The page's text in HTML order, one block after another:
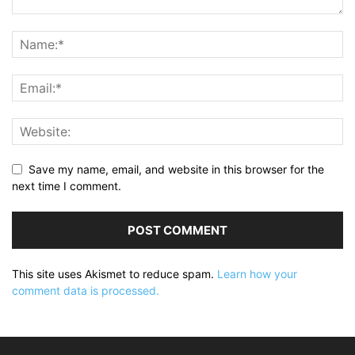
Save my name, email, and website in this browser for the
next time I comment.
This site uses Akismet to reduce spam. Learn how your
comment data is processed.